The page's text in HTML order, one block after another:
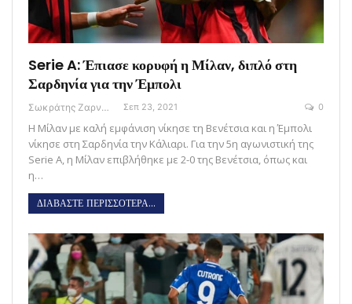
Serie A: Έπιασε κορυφή η Μίλαν, διπλό στη
Σαρδηνία για την Έμπολι
Σωκράτης Ζαρναβέλης Σεπ 23, 2021 0
Η Μίλαν με καλή εμφάνιση νίκησε τη Βενέτσια και η Έμπολι
νίκησε στη Σαρδηνία την Κάλιαρι. Για την 5η αγωνιστική της
Serie A, η Μίλαν επιβλήθηκε με 2-0 της Βενέτσια, όπως και
η…
ΔΙΑΒΑΣΤΕ ΠΕΡΙΣΣΟΤΕΡΑ...